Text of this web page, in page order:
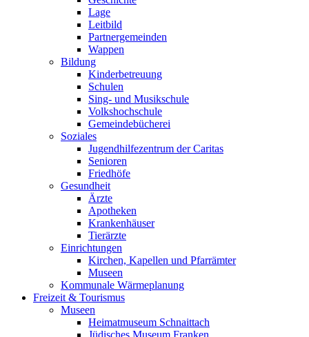
Lage
Leitbild
Partnergemeinden
Wappen
Bildung
Kinderbetreuung
Schulen
Sing- und Musikschule
Volkshochschule
Gemeindebücherei
Soziales
Jugendhilfezentrum der Caritas
Senioren
Friedhöfe
Gesundheit
Ärzte
Apotheken
Krankenhäuser
Tierärzte
Einrichtungen
Kirchen, Kapellen und Pfarrämter
Museen
Kommunale Wärmeplanung
Freizeit & Tourismus
Museen
Heimatmuseum Schnaittach
Jüdisches Museum Franken